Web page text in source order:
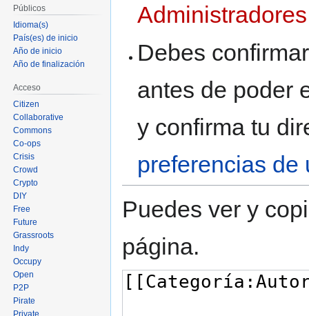
Administradores
Debes
antes de poder
y confirma tu
preferencias de
Puedes ver y
página.
Públicos
Idioma(s)
País(es) de inicio
Año de inicio
Año de finalización
Acceso
Citizen
Collaborative
Commons
Co-ops
Crisis
Crowd
Crypto
DIY
Free
Future
Grassroots
Indy
Occupy
Open
P2P
Pirate
Private